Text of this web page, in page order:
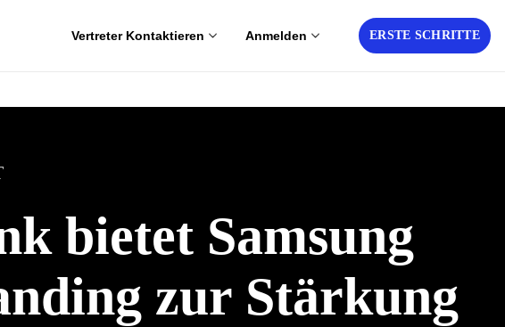
ERSTE SCHRITTE
Vertreter Kontaktieren Anmelden
bietet Samsung
zur Stärkung